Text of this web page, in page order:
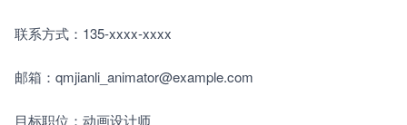
联系方式：135-xxxx-xxxx
邮箱：qmjianli_animator@example.com
目标职位：动画设计师